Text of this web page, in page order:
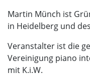
Martin Münch ist
in Heidelberg und
Veranstalter ist die
Vereinigung piano
mit K.i.W.